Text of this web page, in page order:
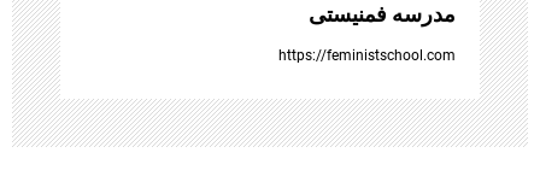
ا
مدرسه فمنیستی
https://feministschool.com